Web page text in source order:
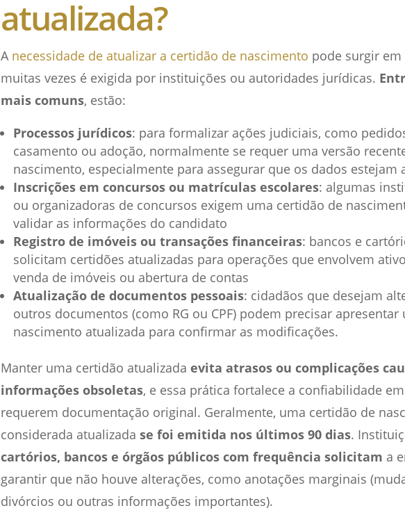
atualizada?
A necessidade de atualizar a certidão de nascimento pode surgir
muitas vezes é exigida por instituições ou autoridades jurídicas.
mais comuns, estão:
Processos jurídicos: para formalizar ações judiciais, como
casamento ou adoção, normalmente se requer uma versão
nascimento, especialmente para assegurar que os dados estejam
Inscrições em concursos ou matrículas escolares: algumas
ou organizadoras de concursos exigem uma certidão de
validar as informações do candidato
Registro de imóveis ou transações financeiras: bancos e
solicitam certidões atualizadas para operações que envolvem
venda de imóveis ou abertura de contas
Atualização de documentos pessoais: cidadãos que desejam
outros documentos (como RG ou CPF) podem precisar
nascimento atualizada para confirmar as modificações.
Manter uma certidão atualizada evita atrasos ou complicações
informações obsoletas, e essa prática fortalece a confiabilidade
requerem documentação original. Geralmente, uma certidão de
considerada atualizada se foi emitida nos últimos 90 dias.
cartórios, bancos e órgãos públicos com frequência solicitam a
garantir que não houve alterações, como anotações marginais
divórcios ou outras informações importantes).